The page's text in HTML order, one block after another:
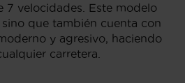
7 velocidades. Este modelo
que también cuenta con
y agresivo, haciendo
carretera.